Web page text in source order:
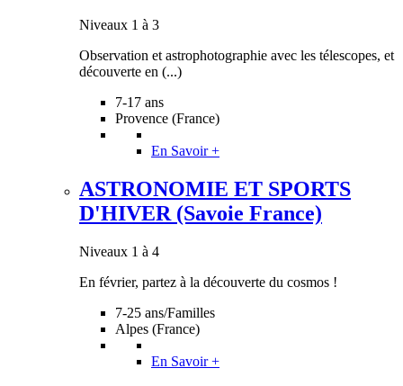
Niveaux 1 à 3
Observation et astrophotographie avec les télescopes, et
découverte en (...)
7-17 ans
Provence (France)
En Savoir +
ASTRONOMIE ET SPORTS
D'HIVER (Savoie France)
Niveaux 1 à 4
En février, partez à la découverte du cosmos !
7-25 ans/Familles
Alpes (France)
En Savoir +